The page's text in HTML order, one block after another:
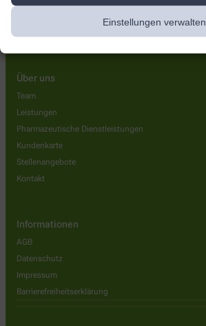
Einstellungen verwalten
Über uns
Team
Leistungen
Pharmazeutische Dienstleistungen
Kundenkarte
Stellenangebote
Kontakt
Informationen
AGB
Datenschutz
Impressum
Barrierefreiheitserklärung